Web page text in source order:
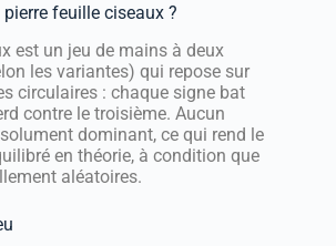
pierre feuille ciseaux ?
est un jeu de mains à deux
les variantes) qui repose sur
circulaires : chaque signe bat
contre le troisième. Aucun
dominant, ce qui rend le
en théorie, à condition que
aléatoires.